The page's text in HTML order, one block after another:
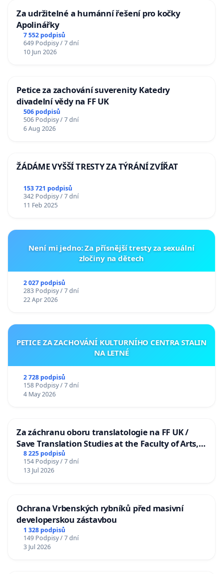
Za udržitelné a humánní řešení pro kočky
Apolinářky
7 552 podpisů
649 Podpisy / 7 dní
10 Jun 2026
Petice za zachování suverenity Katedry
divadelní vědy na FF UK
506 podpisů
506 Podpisy / 7 dní
6 Aug 2026
ŽÁDÁME VYŠŠÍ TRESTY ZA TÝRÁNÍ ZVÍŘAT
153 721 podpisů
342 Podpisy / 7 dní
11 Feb 2025
Není mi jedno: Za přísnější tresty za sexuální
zločiny na dětech
2 027 podpisů
283 Podpisy / 7 dní
22 Apr 2026
PETICE ZA ZACHOVÁNÍ KULTURNÍHO CENTRA STALIN
NA LETNÉ
2 728 podpisů
158 Podpisy / 7 dní
4 May 2026
Za záchranu oboru translatologie na FF UK /
Save Translation Studies at the Faculty of Arts,
Charles University
8 225 podpisů
154 Podpisy / 7 dní
13 Jul 2026
Ochrana Vrbenských rybníků před masivní
developerskou zástavbou
1 328 podpisů
149 Podpisy / 7 dní
3 Jul 2026